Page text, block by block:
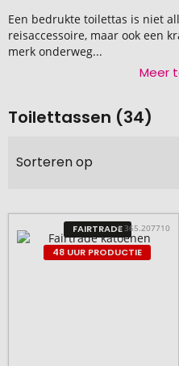
Een bedrukte toilettas is niet
reisaccessoire, maar ook een
merk onderweg...
Meer
Toilettassen (34)
Sorteren op
FAIRTRADE
48 UUR PRODUCTIE
# 365.207710